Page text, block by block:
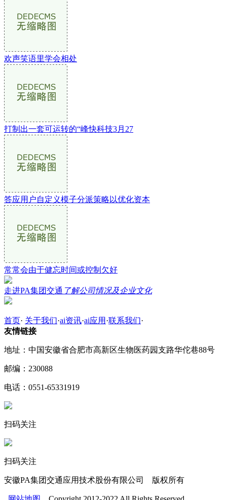
欢声笑语里学会相处
打制出一套可运转的“峰快科技3月27
答应用户自定义模子分派策略以优化资本
常常会由于健忘时间或控制欠好
走进PA集团交通 了解公司情况及企业文化
首页· 关于我们·ai资讯·ai应用 ·联系我们·
友情链接
地址：中国安徽省合肥市高新区生物医药园支路华佗巷88号
邮编：230088
电话：0551-65331919
扫码关注
扫码关注
安徽PA集团交通应用技术股份有限公司 版权所有